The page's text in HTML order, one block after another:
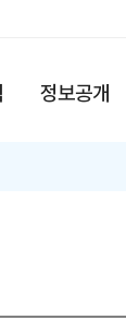
정보공개